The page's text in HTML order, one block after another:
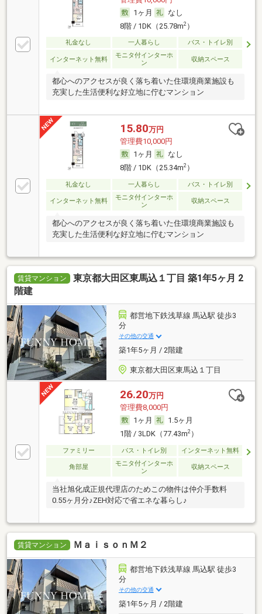
1ヶ月
なし
8階 / 1DK（25.78m2）
礼金なし 一人暮らし バス・トイレ別
インターネット無料
モニタ付インターホ
ン
収納スペース
都心へのアクセスが良く落ち着いた住環境商業施設も
充実した生活便利な好立地に佇むマンション
15.80万円
管理費10,000円
1ヶ月
なし
8階 / 1DK（25.34m2）
礼金なし 一人暮らし バス・トイレ別
インターネット無料
モニタ付インターホ
ン
収納スペース
都心へのアクセスが良く落ち着いた住環境商業施設も
充実した生活便利な好立地に佇むマンション
賃貸マンション
東京都大田区東馬込１丁目 築1年5ヶ月 2
階建
都営地下鉄浅草線 馬込駅 徒歩3
分
その他の交通
築1年5ヶ月 / 2階建
東京都大田区東馬込１丁目
26.20万円
管理費8,000円
1ヶ月
1.5ヶ月
1階 / 3LDK（77.43m2）
ファミリー バス・トイレ別 インターネット無料
角部屋
モニタ付インターホ
ン
収納スペース
当社旭化成正規代理店のためこの物件は仲介手数料
0.55ヶ月分♪ZEH対応で省エネな暮らし♪
賃貸マンション ＭａｉｓｏｎＭ２
都営地下鉄浅草線 馬込駅 徒歩3
分
その他の交通
築1年5ヶ月 / 2階建